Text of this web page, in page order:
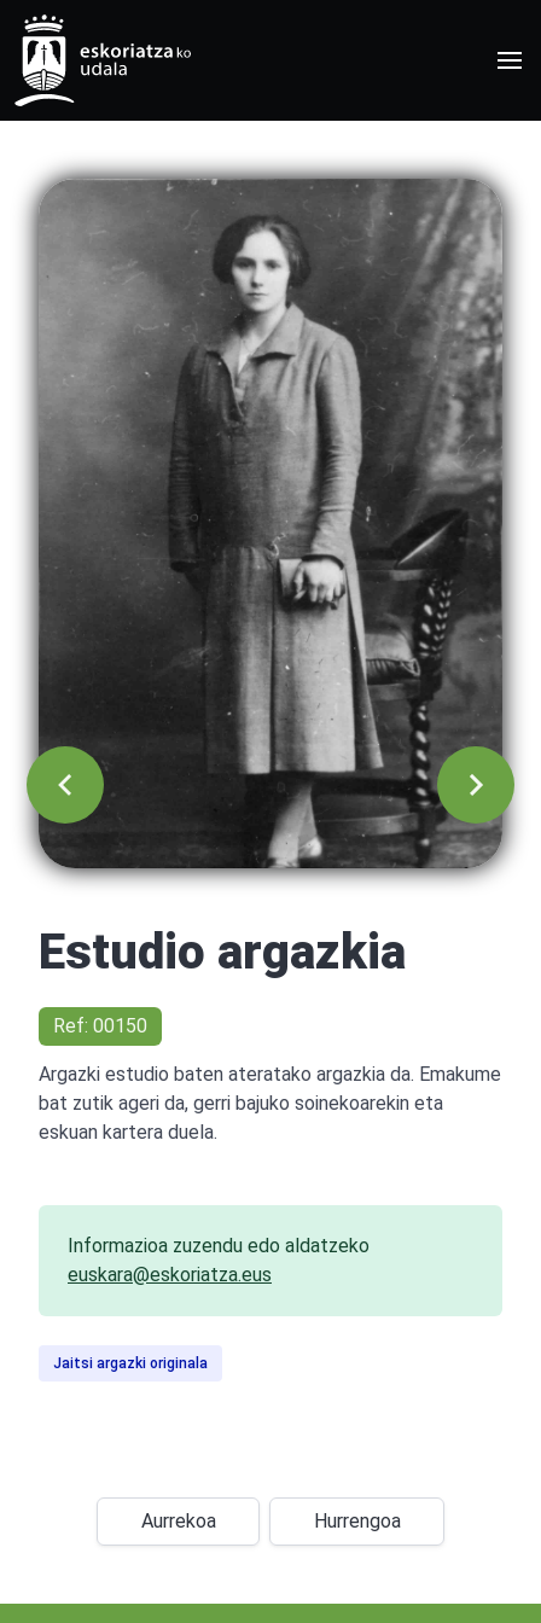
Estudio argazkia
Ref: 00150
Argazki estudio baten ateratako argazkia da. Emakume
bat zutik ageri da, gerri bajuko soinekoarekin eta
eskuan kartera duela.
Informazioa zuzendu edo aldatzeko
euskara@eskoriatza.eus
Jaitsi argazki originala
Aurrekoa Hurrengoa